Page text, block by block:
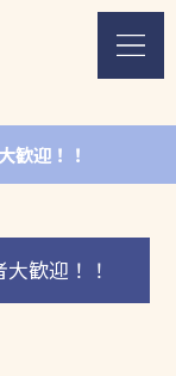
歓迎！！
歓迎！！